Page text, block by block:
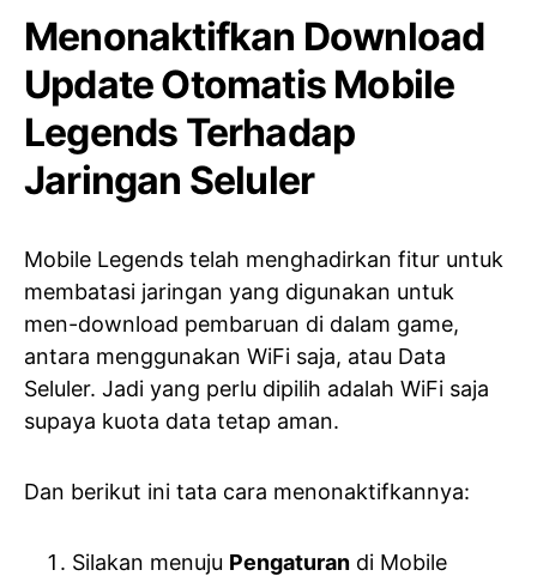
Menonaktifkan Download
Update Otomatis Mobile
Legends Terhadap
Jaringan Seluler
Mobile Legends telah menghadirkan fitur untuk
membatasi jaringan yang digunakan untuk
men-download pembaruan di dalam game,
antara menggunakan WiFi saja, atau Data
Seluler. Jadi yang perlu dipilih adalah WiFi saja
supaya kuota data tetap aman.
Dan berikut ini tata cara menonaktifkannya:
Silakan menuju Pengaturan di Mobile